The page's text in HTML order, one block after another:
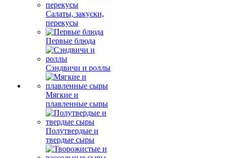
Салаты, закуски,
перекусы
Первые блюда
Сэндвичи и роллы
Мягкие и
плавленные сыры
Полутвердые и
твердые сыры